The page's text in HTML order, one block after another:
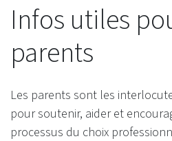
Infos utiles
parents
Les parents sont les
pour soutenir, aider et
processus du choix